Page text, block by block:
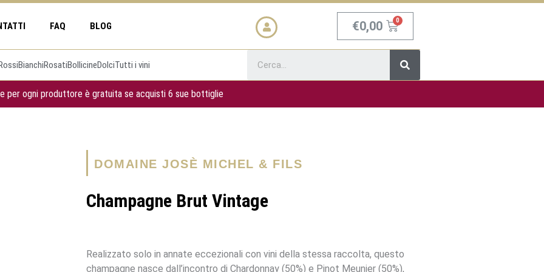
FAQ BLOG €0,00 Carrello
BianchiRosatiBollicineDolciTutti i vini
Cerca
per ogni produttore è gratuita se acquisti 6 sue bottiglie
DOMAINE JOSÈ MICHEL & FILS
Champagne Brut Vintage
Realizzato solo in annate eccezionali con vini della stessa raccolta, questo
champagne nasce dall’incontro di Chardonnay (50%) e Pinot Meunier (50%),